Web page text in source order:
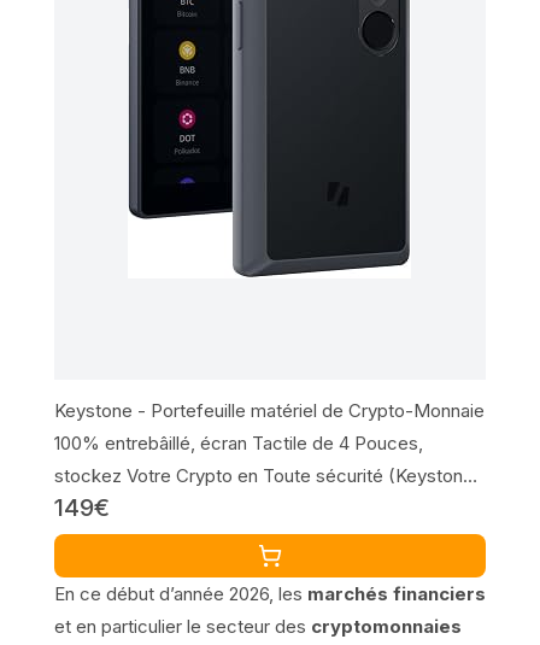
Keystone - Portefeuille matériel de Crypto-Monnaie
100% entrebâillé, écran Tactile de 4 Pouces,
stockez Votre Crypto en Toute sécurité (Keystone
3 Pro)
149€
En ce début d’année 2026, les marchés financiers
et en particulier le secteur des cryptomonnaies